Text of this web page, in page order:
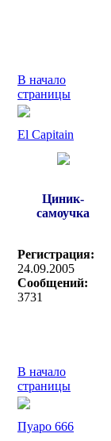
В начало
страницы
El Capitain
Циник-
самоучка
Регистрация:
24.09.2005
Сообщений:
3731
В начало
страницы
Пуаро 666